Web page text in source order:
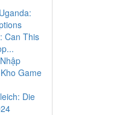
Can This
Game
Die